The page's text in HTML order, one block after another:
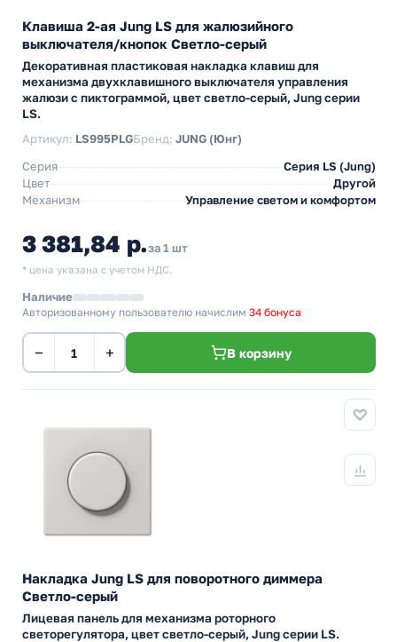
Клавиша 2-ая Jung LS для жалюзийного
выключателя/кнопок Светло-серый
Декоративная пластиковая накладка клавиш для
механизма двухклавишного выключателя управления
жалюзи с пиктограммой, цвет светло-серый, Jung серии
LS.
Артикул: LS995PLGБренд: JUNG (Юнг)
Серия
Серия LS (Jung)
Цвет
Другой
Механизм
Управление светом и комфортом
3 381,84 р.за 1 шт
* цена указана с учетом НДС.
Наличие
Авторизованному пользователю начислим 34 бонуса
− + В корзину
Накладка Jung LS для поворотного диммера
Светло-серый
Лицевая панель для механизма роторного
светорегулятора, цвет светло-серый, Jung серии LS.